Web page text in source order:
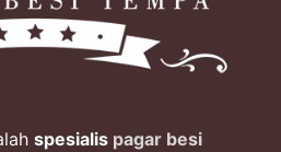
spesialis pagar besi